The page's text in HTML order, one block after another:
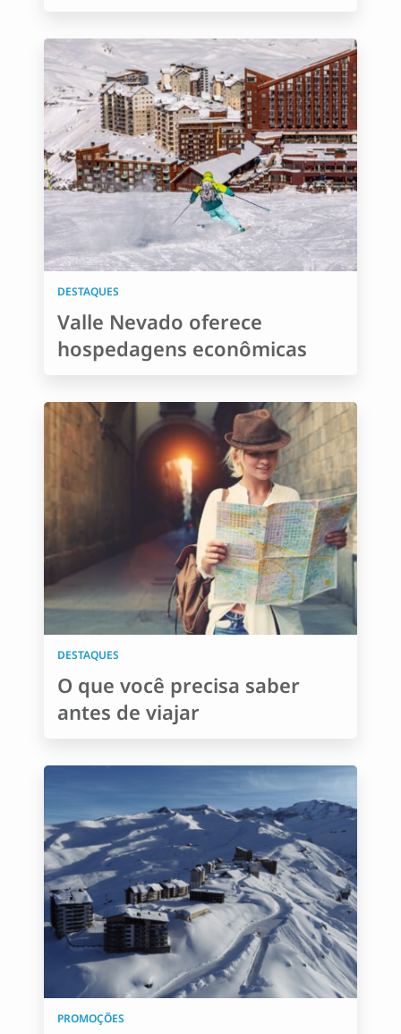
DESTAQUES
Valle Nevado oferece
hospedagens econômicas
DESTAQUES
O que você precisa saber
antes de viajar
PROMOÇÕES